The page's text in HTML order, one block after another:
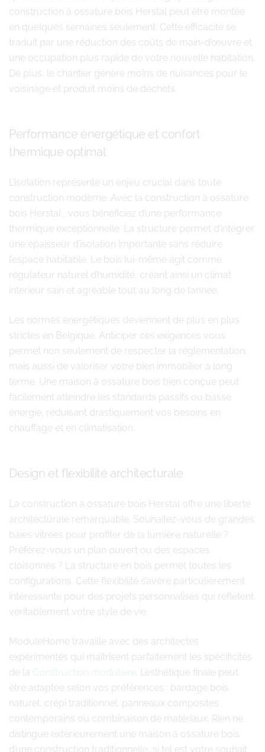
construction à ossature bois Herstal peut être montée
en quelques semaines seulement. Cette efficacité se
traduit par une réduction des coûts de main-d’œuvre et
une occupation plus rapide de votre nouvelle habitation.
De plus, le chantier génère moins de nuisances pour le
voisinage et produit moins de déchets.
Performance énergétique et confort
thermique optimal
L’isolation représente un enjeu crucial dans toute
construction moderne. Avec la construction à ossature
bois Herstal , vous bénéficiez d’une performance
thermique exceptionnelle. La structure permet d’intégrer
une épaisseur d’isolation importante sans réduire
l’espace habitable. Le bois lui-même agit comme
régulateur naturel d’humidité, créant ainsi un climat
intérieur sain et agréable tout au long de l’année.
Les normes énergétiques deviennent de plus en plus
strictes en Belgique. Anticiper ces exigences vous
permet non seulement de respecter la réglementation,
mais aussi de valoriser votre bien immobilier à long
terme. Une maison à ossature bois bien conçue peut
facilement atteindre les standards passifs ou basse
énergie, réduisant drastiquement vos besoins en
chauffage et en climatisation.
Design et flexibilité architecturale
La construction à ossature bois Herstal offre une liberté
architecturale remarquable. Souhaitez-vous de grandes
baies vitrées pour profiter de la lumière naturelle ?
Préférez-vous un plan ouvert ou des espaces
cloisonnés ? La structure en bois permet toutes les
configurations. Cette flexibilité s’avère particulièrement
intéressante pour des projets personnalisés qui reflètent
véritablement votre style de vie.
ModuleHome travaille avec des architectes
expérimentés qui maîtrisent parfaitement les spécificités
de la Construction modulaire. L’esthétique finale peut
être adaptée selon vos préférences : bardage bois
naturel, crépi traditionnel, panneaux composites
contemporains ou combinaison de matériaux. Rien ne
distingue extérieurement une maison à ossature bois
d’une construction traditionnelle, si tel est votre souhait.